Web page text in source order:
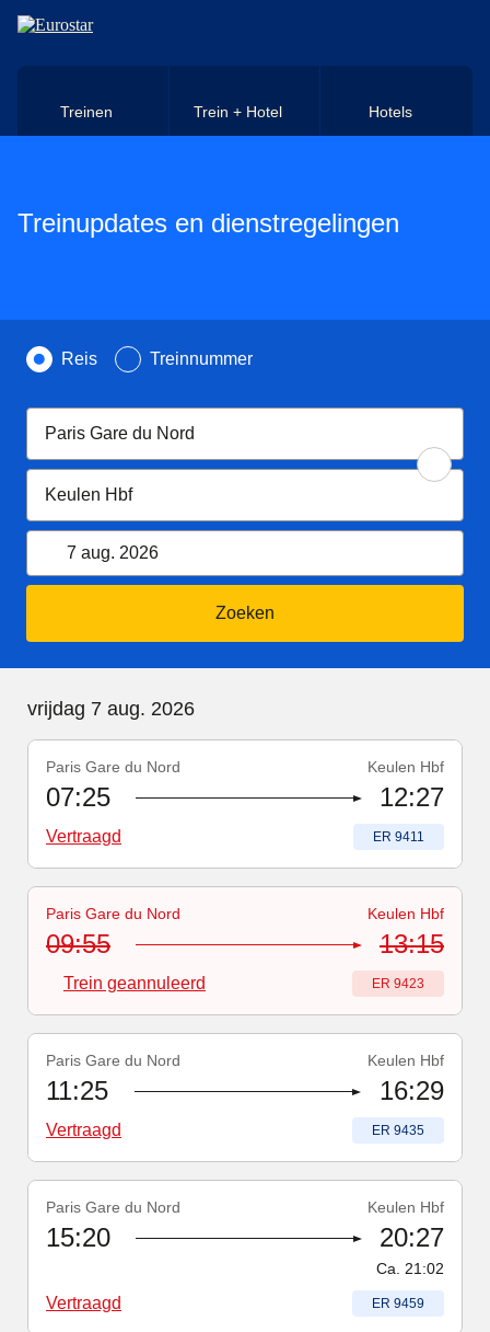
Naar hoofdinhoud
Treinen Trein + Hotel Hotels
Treinupdates en dienstregelingen
Zoek op
Reis Treinnummer
7 aug. 20267 augustus 2026
Kalender openen
Zoeken
vrijdag 7 aug. 2026vrijdag 7 augustus 2026
Vertraagd
Paris Gare du Nord Keulen Hbf
07:25 12:27
Vertraagd Treinnummer
ER 9411
Trein geannuleerd
Paris Gare du Nord Keulen Hbf
09:55 13:15
Trein geannuleerd Treinnummer
ER 9423
Vertraagd
Paris Gare du Nord Keulen Hbf
11:25 16:29
Vertraagd Treinnummer
ER 9435
Vertraagd
Paris Gare du Nord Keulen Hbf
15:20 20:27
Ca. 21:02
Vertraagd Treinnummer
ER 9459